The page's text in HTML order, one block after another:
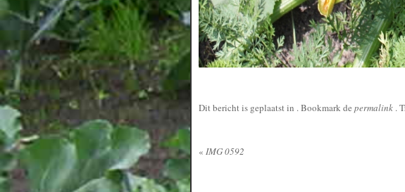
Dit bericht is geplaatst in . Bookmark de permalink .
« IMG 0592